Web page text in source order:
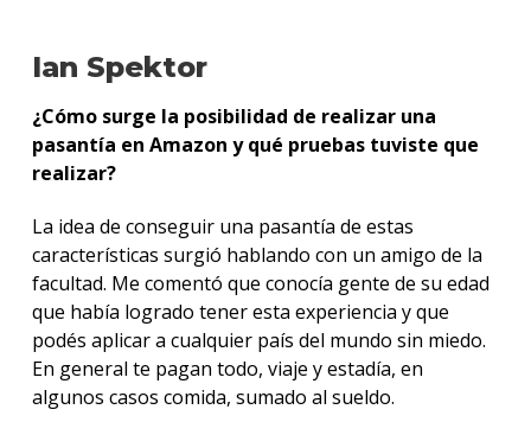
Ian Spektor
¿Cómo surge la posibilidad de realizar una
pasantía en Amazon y qué pruebas tuviste que
realizar?
La idea de conseguir una pasantía de estas
características surgió hablando con un amigo de la
facultad. Me comentó que conocía gente de su edad
que había logrado tener esta experiencia y que
podés aplicar a cualquier país del mundo sin miedo.
En general te pagan todo, viaje y estadía, en
algunos casos comida, sumado al sueldo.